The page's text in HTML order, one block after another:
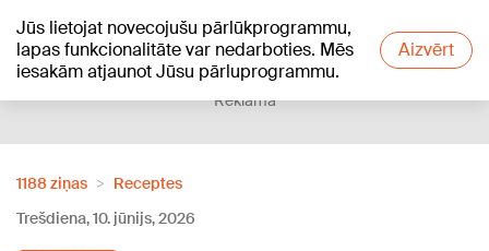
Jūs lietojat novecojušu pārlūkprogrammu,
lapas funkcionalitāte var nedarboties. Mēs
iesakām atjaunot Jūsu pārluprogrammu.
Aizvērt
+20°C
Reklāma
1188 ziņas
Receptes
Trešdiena, 10. jūnijs, 2026